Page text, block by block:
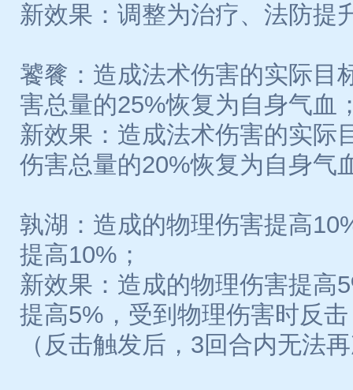
新效果：调整为治疗、法防提
饕餮：造成法术伤害的实际目
害总量的25%恢复为自身气血
新效果：造成法术伤害的实际
伤害总量的20%恢复为自身气
孰湖：造成的物理伤害提高
提高10%；
新效果：造成的物理伤害提高
提高5%，受到物理伤害时反
（反击触发后，3回合内无法